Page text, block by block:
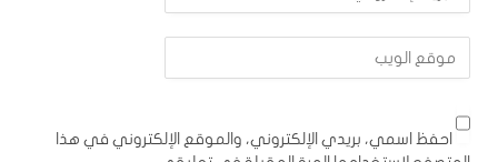
احفظ اسمي، بريدي الإلكتروني، والموقع الإلكتروني في هذا